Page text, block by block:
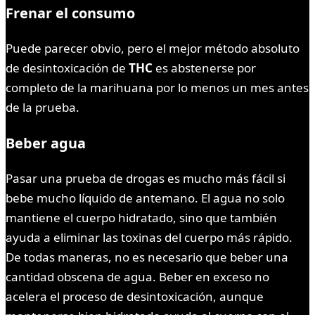
Frenar el consumo
Puede parecer obvio, pero el mejor método absoluto
de desintoxicación de THC es abstenerse por
completo de la marihuana por lo menos un mes antes
de la prueba.
Beber agua
Pasar una prueba de drogas es mucho más fácil si
bebe mucho líquido de antemano. El agua no solo
mantiene el cuerpo hidratado, sino que también
ayuda a eliminar las toxinas del cuerpo más rápido.
De todas maneras, no es necesario que beber una
cantidad obscena de agua. Beber en exceso no
acelera el proceso de desintoxicación, aunque